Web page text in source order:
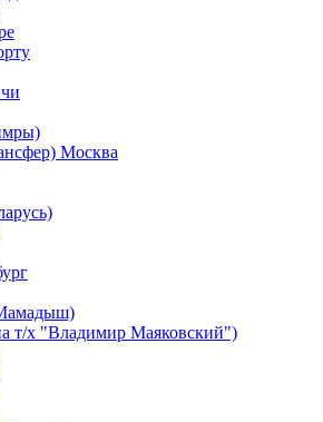
Москва
т/х "Владимир Маяковский")